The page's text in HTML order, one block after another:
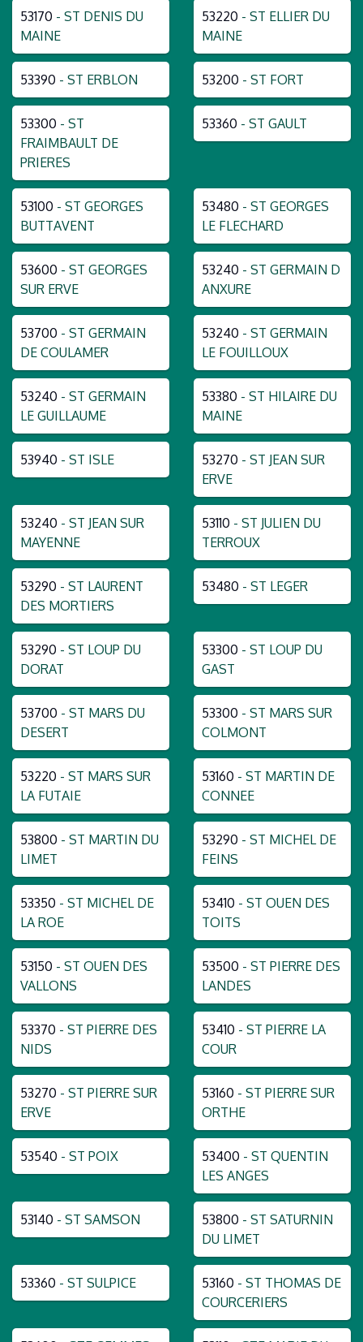
53170 - ST DENIS DU
MAINE
53220 - ST ELLIER DU
MAINE
53390 - ST ERBLON 53200 - ST FORT
53300 - ST
FRAIMBAULT DE
PRIERES
53360 - ST GAULT
53100 - ST GEORGES
BUTTAVENT
53480 - ST GEORGES
LE FLECHARD
53600 - ST GEORGES
SUR ERVE
53240 - ST GERMAIN D
ANXURE
53700 - ST GERMAIN
DE COULAMER
53240 - ST GERMAIN
LE FOUILLOUX
53240 - ST GERMAIN
LE GUILLAUME
53380 - ST HILAIRE DU
MAINE
53940 - ST ISLE 53270 - ST JEAN SUR
ERVE
53240 - ST JEAN SUR
MAYENNE
53110 - ST JULIEN DU
TERROUX
53290 - ST LAURENT
DES MORTIERS
53480 - ST LEGER
53290 - ST LOUP DU
DORAT
53300 - ST LOUP DU
GAST
53700 - ST MARS DU
DESERT
53300 - ST MARS SUR
COLMONT
53220 - ST MARS SUR
LA FUTAIE
53160 - ST MARTIN DE
CONNEE
53800 - ST MARTIN DU
LIMET
53290 - ST MICHEL DE
FEINS
53350 - ST MICHEL DE
LA ROE
53410 - ST OUEN DES
TOITS
53150 - ST OUEN DES
VALLONS
53500 - ST PIERRE DES
LANDES
53370 - ST PIERRE DES
NIDS
53410 - ST PIERRE LA
COUR
53270 - ST PIERRE SUR
ERVE
53160 - ST PIERRE SUR
ORTHE
53540 - ST POIX 53400 - ST QUENTIN
LES ANGES
53140 - ST SAMSON 53800 - ST SATURNIN
DU LIMET
53360 - ST SULPICE 53160 - ST THOMAS DE
COURCERIERS